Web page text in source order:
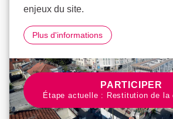
enjeux du site.
Aménagement du pôle Louis Aragon
Plus d'informations
PARTICIPER
PARTICIPER
Étape actuelle : Restitution de la